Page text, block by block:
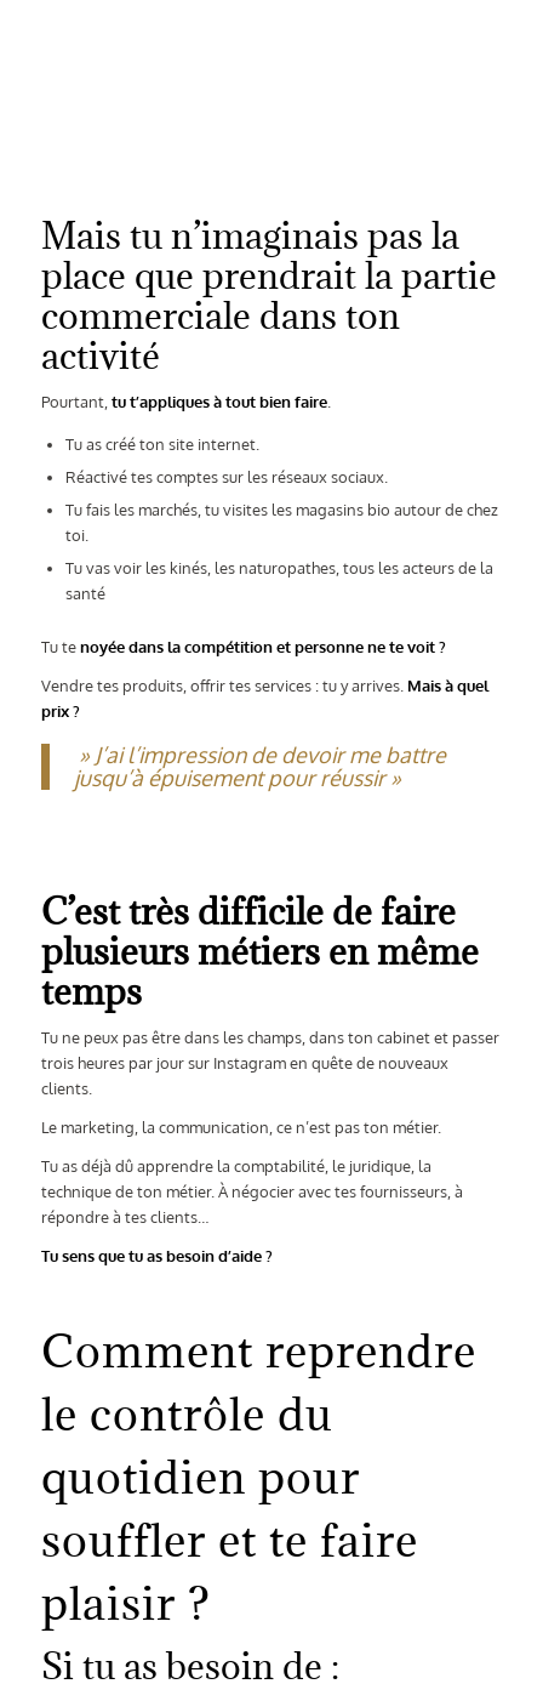
Mais tu n’imaginais pas la
place que prendrait la partie
commerciale dans ton
activité
Pourtant,tu t’appliques à tout bien faire.
Tu as créé ton site internet.
Réactivé tes comptes sur les réseaux sociaux.
Tu fais les marchés, tu visites les magasins bio autour de chez
toi.
Tu vas voir les kinés, les naturopathes, tous les acteurs de la
santé
Tu tenoyée dans la compétition et personne ne te voit ?
Vendre tes produits, offrir tes services : tu y arrives. Mais à quel
prix ?
» J’ai l’impression de devoir me battre
jusqu’à épuisement pour réussir »
C’est très difficile de faire
plusieurs métiers en même
temps
Tu ne peux pas être dans les champs, dans ton cabinet et passer
trois heures par jour sur Instagram en quête de nouveaux
clients.
Le marketing, la communication, ce n’est pas ton métier.
Tu as déjà dû apprendre la comptabilité, le juridique, la
technique de ton métier. À négocier avec tes fournisseurs, à
répondre à tes clients…
Tu sens que tu as besoin d’aide ?
Comment reprendre
le contrôle du
quotidien pour
souffler et te faire
plaisir ?
Si tu as besoin de :